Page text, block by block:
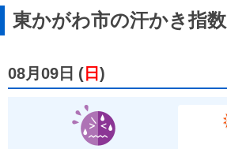
東かがわ市の汗かき指数
08月09日 ( 日 )